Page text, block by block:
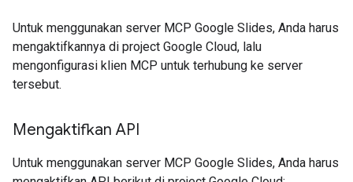
Untuk menggunakan server MCP Google Slides, Anda harus
mengaktifkannya di project Google Cloud, lalu
mengonfigurasi klien MCP untuk terhubung ke server
tersebut.
Mengaktifkan API
Untuk menggunakan server MCP Google Slides, Anda harus